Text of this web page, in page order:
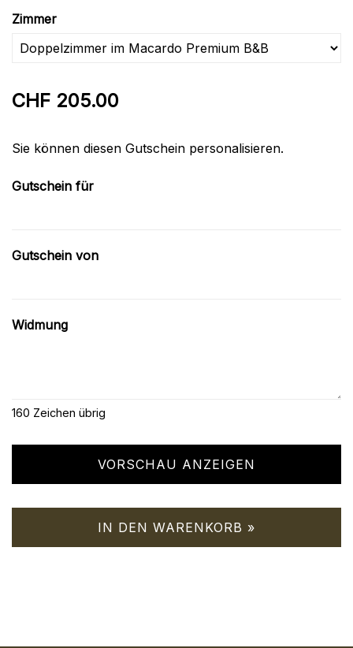
Zimmer
CHF 205.00
Sie können diesen Gutschein personalisieren.
Gutschein für
Gutschein von
Widmung
160 Zeichen übrig
VORSCHAU ANZEIGEN
IN DEN WARENKORB »